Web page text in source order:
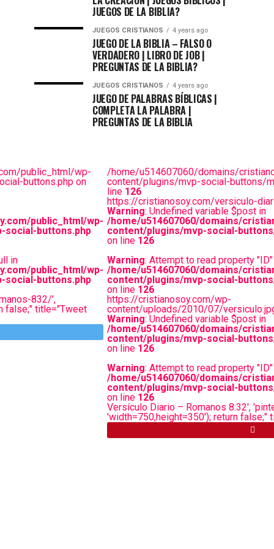
public_html/wp-
buttons.php on
public_html/wp-
social-buttons.php
in
public_html/wp-
social-buttons.php
832/',
false;" title="Tweet
/home/u514607060/domains/
content/plugins/mvp-social-buttons/
line 126
https://cristianosoy.com/versiculo-
Warning: Undefined variable $post in
/home/u514607060/domains/
content/plugins/mvp-social-
on line 126
Warning: Attempt to read property
/home/u514607060/domains/
content/plugins/mvp-social-
on line 126
https://cristianosoy.com/wp-
content/uploads/2010/07/
Warning: Undefined variable $post in
/home/u514607060/domains/
content/plugins/mvp-social-
on line 126
Warning: Attempt to read property
/home/u514607060/domains/
content/plugins/mvp-social-
on line 126
Versículo Diario – Romanos 8:32',
'width=750,height=350'); return false;"
JUEGOS DE LA BIBLIA?
JUEGOS CRISTIANOS 4 years ago
JUEGO DE LA BIBLIA – FALSO O
VERDADERO | LIBRO DE JOB |
PREGUNTAS DE LA BIBLIA?
JUEGOS CRISTIANOS 4 years ago
JUEGO DE PALABRAS BÍBLICAS |
COMPLETA LA PALABRA |
PREGUNTAS DE LA BIBLIA